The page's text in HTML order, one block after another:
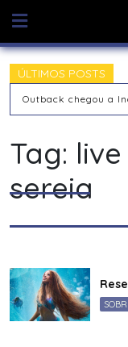
content
ÚLTIMOS POSTS
Outback chegou a
Tag:
sereia